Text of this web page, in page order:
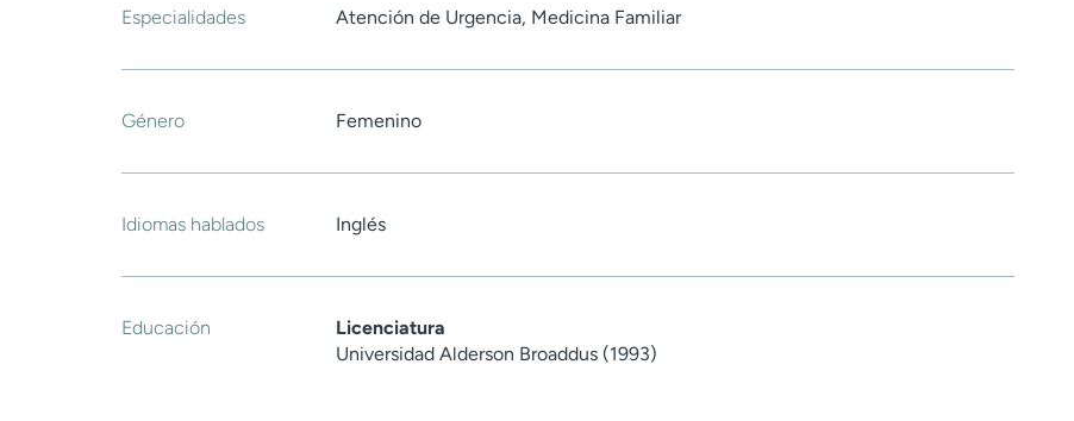
Especialidades Atención de Urgencia, Medicina Familiar
Género Femenino
Idiomas hablados Inglés
Educación
Licenciatura
Universidad Alderson Broaddus (1993)